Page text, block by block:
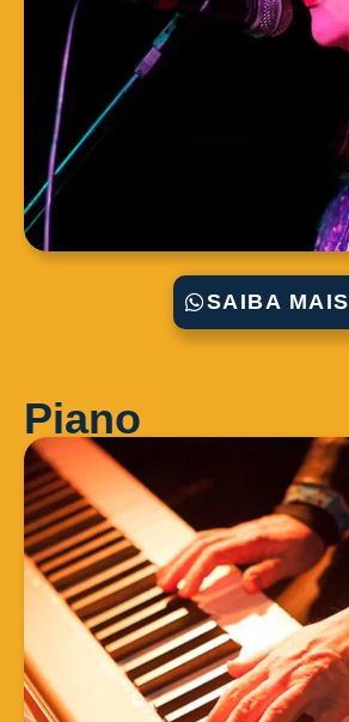
SAIBA MAIS
Piano